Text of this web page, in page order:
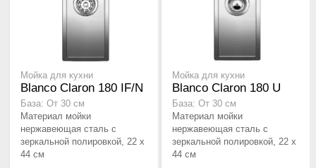
Мойка для кухни
Blanco Claron 180 IF/N
База: От 30 см
Материал мойки
нержавеющая сталь с
зеркальной полировкой, 22 x
44 см
Мойка для кухни
Blanco Claron 180 U
База: От 30 см
Материал мойки
нержавеющая сталь с
зеркальной полировкой, 22 x
44 см